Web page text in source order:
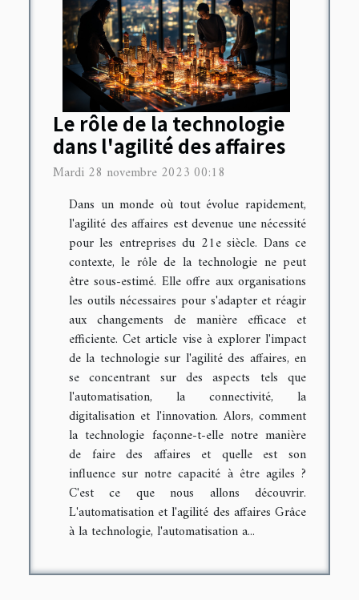
Le rôle de la technologie
dans l'agilité des affaires
Mardi 28 novembre 2023 00:18
Dans un monde où tout évolue rapidement,
l'agilité des affaires est devenue une nécessité
pour les entreprises du 21e siècle. Dans ce
contexte, le rôle de la technologie ne peut
être sous-estimé. Elle offre aux organisations
les outils nécessaires pour s'adapter et réagir
aux changements de manière efficace et
efficiente. Cet article vise à explorer l'impact
de la technologie sur l'agilité des affaires, en
se concentrant sur des aspects tels que
l'automatisation, la connectivité, la
digitalisation et l'innovation. Alors, comment
la technologie façonne-t-elle notre manière
de faire des affaires et quelle est son
influence sur notre capacité à être agiles ?
C'est ce que nous allons découvrir.
L'automatisation et l'agilité des affaires Grâce
à la technologie, l'automatisation a...